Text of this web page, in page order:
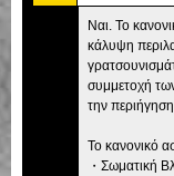
Ναι. Το
κάλυψη
συμμετοχή
την περιήγηση.
Το κανονικό
・Σωματική